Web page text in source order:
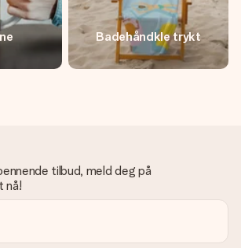
Badehåndkle trykt
tilbud, meld deg på
nå!